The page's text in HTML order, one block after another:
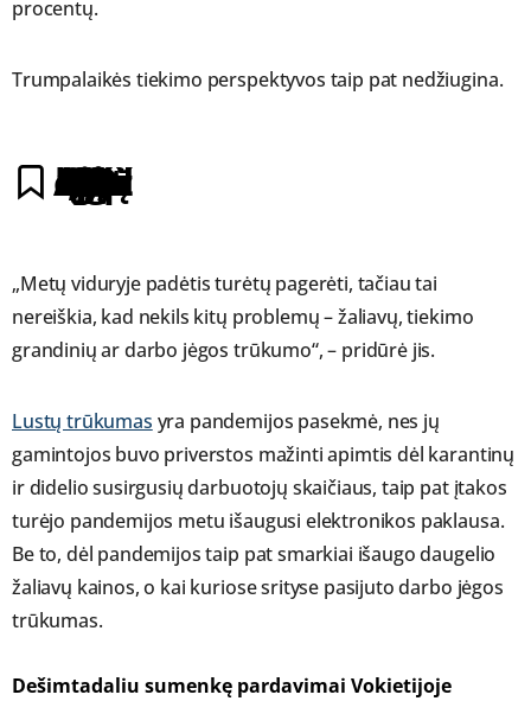
procentų.
Trumpalaikės tiekimo perspektyvos taip pat nedžiugina.
„Metų viduryje padėtis turėtų pagerėti, tačiau tai
nereiškia, kad nekils kitų problemų – žaliavų, tiekimo
grandinių ar darbo jėgos trūkumo“, – pridūrė jis.
Lustų trūkumas yra pandemijos pasekmė, nes jų
gamintojos buvo priverstos mažinti apimtis dėl karantinų
ir didelio susirgusių darbuotojų skaičiaus, taip pat įtakos
turėjo pandemijos metu išaugusi elektronikos paklausa.
Be to, dėl pandemijos taip pat smarkiai išaugo daugelio
žaliavų kainos, o kai kuriose srityse pasijuto darbo jėgos
trūkumas.
Dešimtadaliu sumenkę pardavimai Vokietijoje